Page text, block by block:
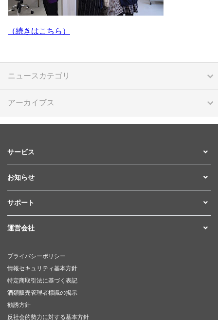
（続きはこちら）
ニュースカテゴリ
アーカイブス
サービス
お知らせ
サポート
運営会社
プライバシーポリシー
情報セキュリティ基本方針
特定商取引法に基づく表記
酒類販売管理者標識の掲示
勧誘方針
反社会的勢力に対する基本方針